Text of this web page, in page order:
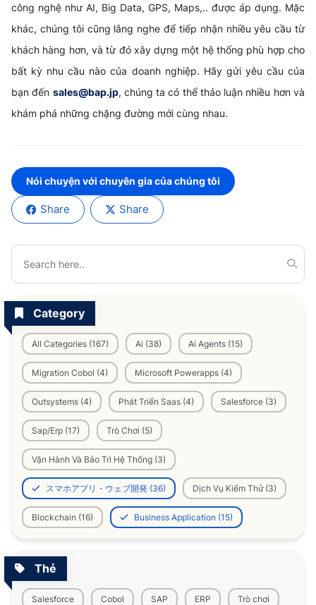
công nghệ như AI, Big Data, GPS, Maps,.. được áp dụng. Mặc
khác, chúng tôi cũng lắng nghe để tiếp nhận nhiều yêu cầu từ
khách hàng hơn, và từ đó xây dựng một hệ thống phù hợp cho
bất kỳ nhu cầu nào của doanh nghiệp. Hãy gửi yêu cầu của
bạn đến sales@bap.jp, chúng ta có thể thảo luận nhiều hơn và
khám phá những chặng đường mới cùng nhau.
Nói chuyện với chuyên gia của chúng tôi
Share Share
Category
All Categories (167) Ai (38) Ai Agents (15)
Migration Cobol (4) Microsoft Powerapps (4)
Outsystems (4) Phát Triển Saas (4) Salesforce (3)
Sap/Erp (17) Trò Chơi (5)
Vận Hành Và Bảo Trì Hệ Thống (3)
スマホアプリ・ウェブ開発 (36) Dịch Vụ Kiểm Thử (3)
Blockchain (16) Business Application (15)
Thẻ
Salesforce Cobol SAP ERP Trò chơi